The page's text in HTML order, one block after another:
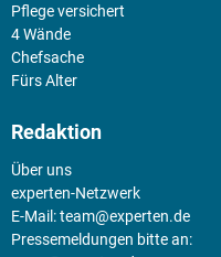
Pflege versichert
4 Wände
Chefsache
Fürs Alter
Redaktion
Über uns
experten-Netzwerk
E-Mail:team@experten.de
Pressemeldungen bitte an: